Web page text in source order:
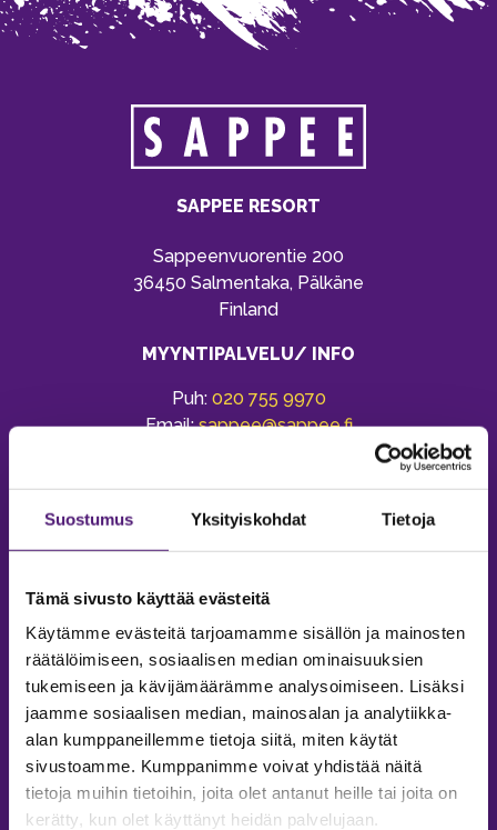
Suostumus Yksityiskohdat Tietoja
Tämä sivusto käyttää evästeitä
Käytämme evästeitä tarjoamamme sisällön ja mainosten
räätälöimiseen, sosiaalisen median ominaisuuksien
tukemiseen ja kävijämäärämme analysoimiseen. Lisäksi
jaamme sosiaalisen median, mainosalan ja analytiikka-
alan kumppaneillemme tietoja siitä, miten käytät
sivustoamme. Kumppanimme voivat yhdistää näitä
tietoja muihin tietoihin, joita olet antanut heille tai joita on
kerätty, kun olet käyttänyt heidän palvelujaan.
SAPPEE RESORT
Sappeenvuorentie 200
36450 Salmentaka, Pälkäne
Finland
MYYNTIPALVELU/ INFO
Puh: 020 755 9970
Email:sappee@sappee.fi
MAJOITUS